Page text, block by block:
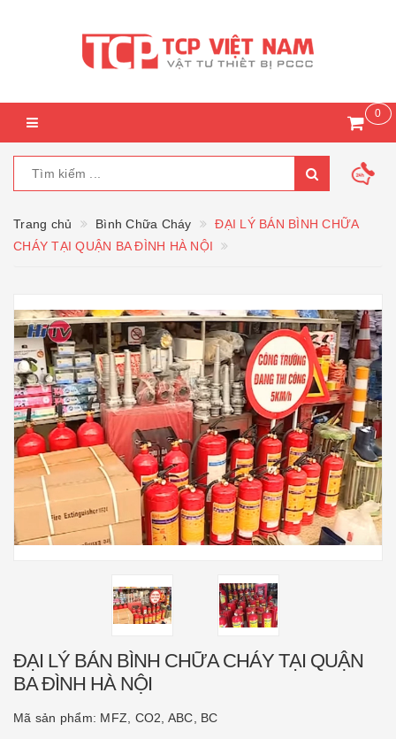
0
Trang chủ Bình Chữa Cháy
ĐẠI LÝ BÁN BÌNH CHỮA
CHÁY TẠI QUẬN BA ĐÌNH HÀ NỘI
ĐẠI LÝ BÁN BÌNH CHỮA CHÁY TẠI QUẬN
BA ĐÌNH HÀ NỘI
Mã sản phẩm: MFZ, CO2, ABC, BC